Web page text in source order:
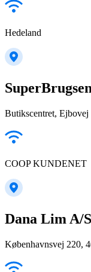
Hedeland
Butikscentret,
COOP KUNDENET
Dana Lim A/S
Københavnsvej 220,